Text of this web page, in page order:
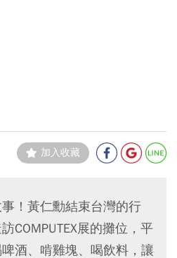
加入收藏
！黃仁勳結束台灣的行
COMPUTEX展的攤位，平
酒、啃雞塊、喝飲料，讓